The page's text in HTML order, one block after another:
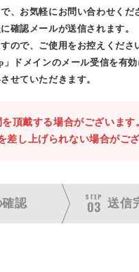
、お気軽にお問い合わせくだ
確認メールが送信されます。
ので、ご使用をお控えくださ
ドメインのメール受信を有効
せていただきます。
頂戴する場合がございます
し上げられない場合がござ
確認
STEP
03 送信